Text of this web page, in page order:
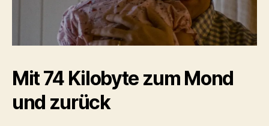
Mit 74 Kilobyte zum Mond
und zurück